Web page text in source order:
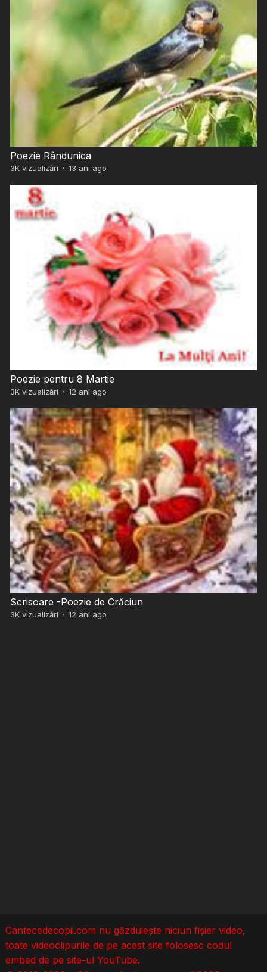
Poezie Rândunica
3Kvizualizări · 13 ani ago
Poezie pentru 8 Martie
3Kvizualizări · 12 ani ago
Scrisoare -Poezie de Crăciun
3Kvizualizări · 12 ani ago
Cantecedecopii.com nu găzduieşte niciun fișier video,
toate videoclipurile de pe acest site folosesc codul
embed de pe site-ul YouTube.